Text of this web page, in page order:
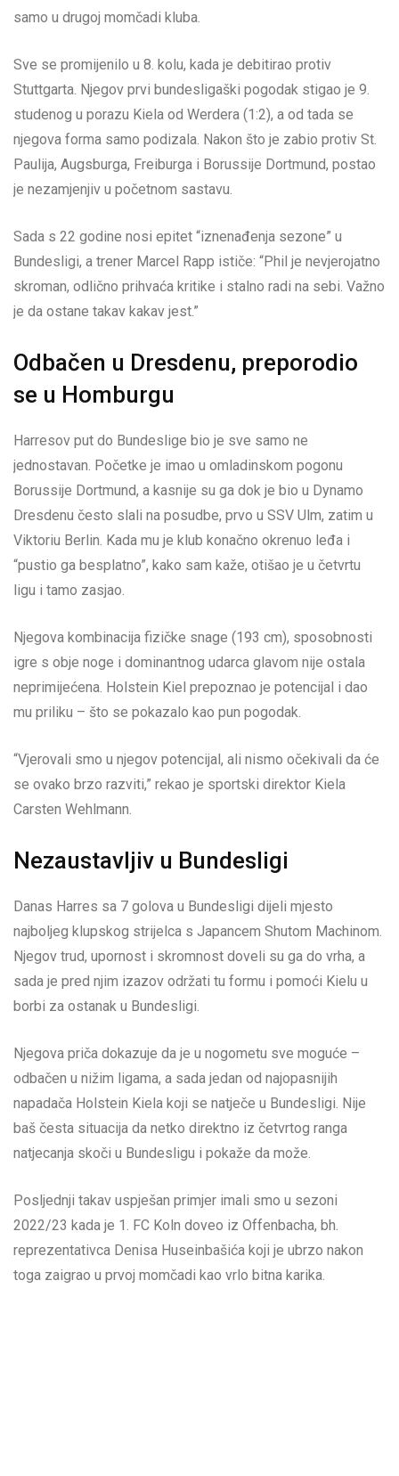
samo u drugoj momčadi kluba.
Sve se promijenilo u 8. kolu, kada je debitirao protiv
Stuttgarta. Njegov prvi bundesligaški pogodak stigao je 9.
studenog u porazu Kiela od Werdera (1:2), a od tada se
njegova forma samo podizala. Nakon što je zabio protiv St.
Paulija, Augsburga, Freiburga i Borussije Dortmund, postao
je nezamjenjiv u početnom sastavu.
Sada s 22 godine nosi epitet “iznenađenja sezone” u
Bundesligi, a trener Marcel Rapp ističe: “Phil je nevjerojatno
skroman, odlično prihvaća kritike i stalno radi na sebi. Važno
je da ostane takav kakav jest.”
Odbačen u Dresdenu, preporodio
se u Homburgu
Harresov put do Bundeslige bio je sve samo ne
jednostavan. Početke je imao u omladinskom pogonu
Borussije Dortmund, a kasnije su ga dok je bio u Dynamo
Dresdenu često slali na posudbe, prvo u SSV Ulm, zatim u
Viktoriu Berlin. Kada mu je klub konačno okrenuo leđa i
“pustio ga besplatno”, kako sam kaže, otišao je u četvrtu
ligu i tamo zasjao.
Njegova kombinacija fizičke snage (193 cm), sposobnosti
igre s obje noge i dominantnog udarca glavom nije ostala
neprimijećena. Holstein Kiel prepoznao je potencijal i dao
mu priliku – što se pokazalo kao pun pogodak.
“Vjerovali smo u njegov potencijal, ali nismo očekivali da će
se ovako brzo razviti,” rekao je sportski direktor Kiela
Carsten Wehlmann.
Nezaustavljiv u Bundesligi
Danas Harres sa 7 golova u Bundesligi dijeli mjesto
najboljeg klupskog strijelca s Japancem Shutom Machinom.
Njegov trud, upornost i skromnost doveli su ga do vrha, a
sada je pred njim izazov održati tu formu i pomoći Kielu u
borbi za ostanak u Bundesligi.
Njegova priča dokazuje da je u nogometu sve moguće –
odbačen u nižim ligama, a sada jedan od najopasnijih
napadača Holstein Kiela koji se natječe u Bundesligi. Nije
baš česta situacija da netko direktno iz četvrtog ranga
natjecanja skoči u Bundesligu i pokaže da može.
Posljednji takav uspješan primjer imali smo u sezoni
2022/23 kada je 1. FC Koln doveo iz Offenbacha, bh.
reprezentativca Denisa Huseinbašića koji je ubrzo nakon
toga zaigrao u prvoj momčadi kao vrlo bitna karika.